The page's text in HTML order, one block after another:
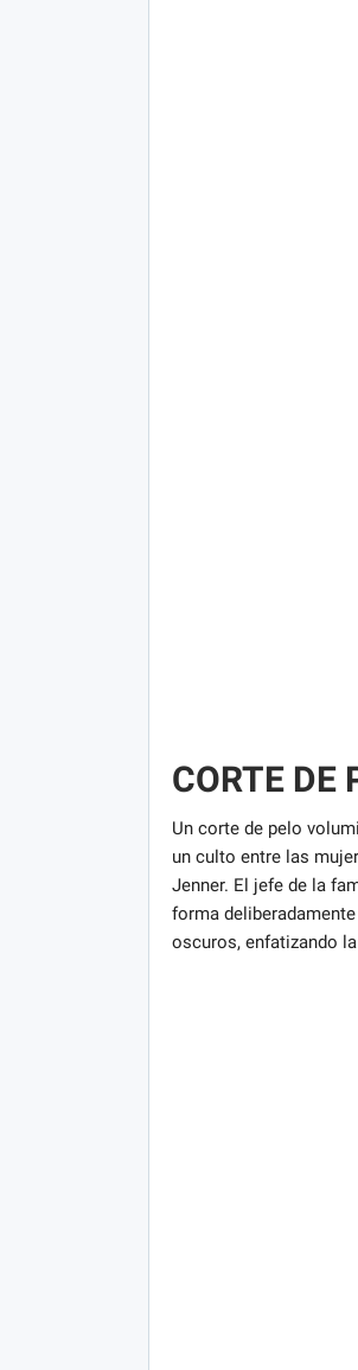
CORTE DE
Un corte de pelo
un culto entre las
Jenner. El jefe de la
forma
oscuros, enfatizando